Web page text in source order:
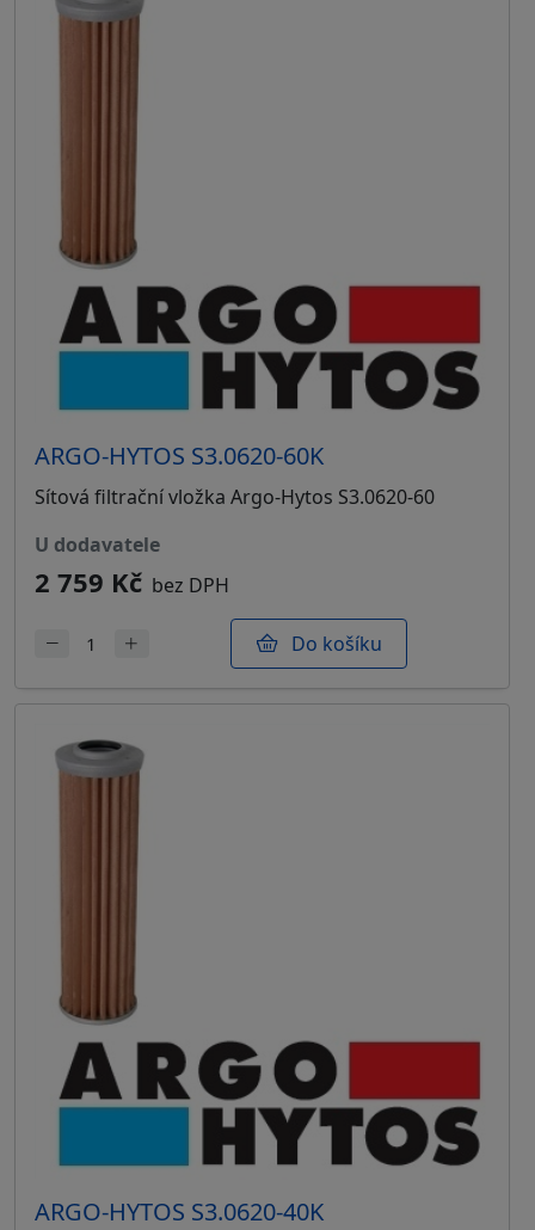
ARGO-HYTOS S3.0620-60K
Sítová filtrační vložka Argo-Hytos S3.0620-60
u dodavatele
2 759 Kč bez DPH
Do košíku
ARGO-HYTOS S3.0620-40K